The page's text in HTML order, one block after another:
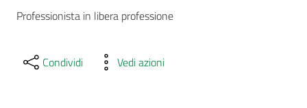
Professionista in libera professione
Condividi Vedi azioni